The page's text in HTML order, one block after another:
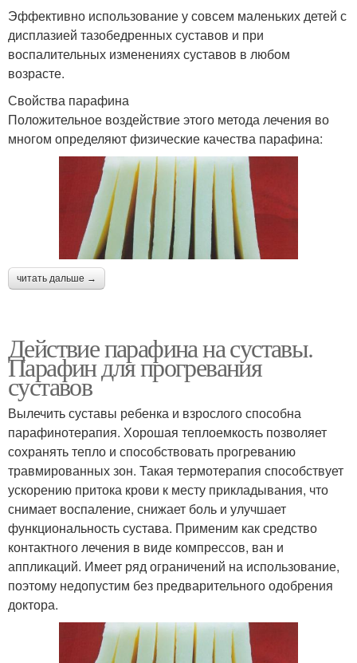
Эффективно использование у совсем маленьких детей с
дисплазией тазобедренных суставов и при
воспалительных изменениях суставов в любом
возрасте.
Свойства парафина
Положительное воздействие этого метода лечения во
многом определяют физические качества парафина:
читать дальше →
Действие парафина на суставы.
Парафин для прогревания
суставов
Вылечить суставы ребенка и взрослого способна
парафинотерапия. Хорошая теплоемкость позволяет
сохранять тепло и способствовать прогреванию
травмированных зон. Такая термотерапия способствует
ускорению притока крови к месту прикладывания, что
снимает воспаление, снижает боль и улучшает
функциональность сустава. Применим как средство
контактного лечения в виде компрессов, ван и
аппликаций. Имеет ряд ограничений на использование,
поэтому недопустим без предварительного одобрения
доктора.